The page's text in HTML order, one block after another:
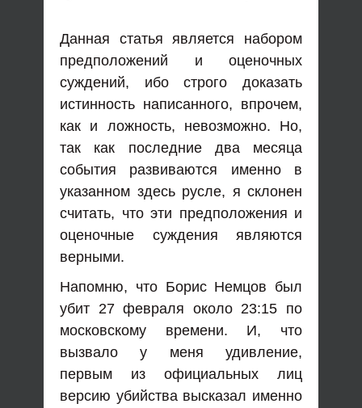
Данная статья является набором
предположений и оценочных
суждений, ибо строго доказать
истинность написанного, впрочем,
как и ложность, невозможно. Но,
так как последние два месяца
события развиваются именно в
указанном здесь русле, я склонен
считать, что эти предположения и
оценочные суждения являются
верными.
Напомню, что Борис Немцов был
убит 27 февраля около 23:15 по
московскому времени. И, что
вызвало у меня удивление,
первым из официальных лиц
версию убийства высказал именно